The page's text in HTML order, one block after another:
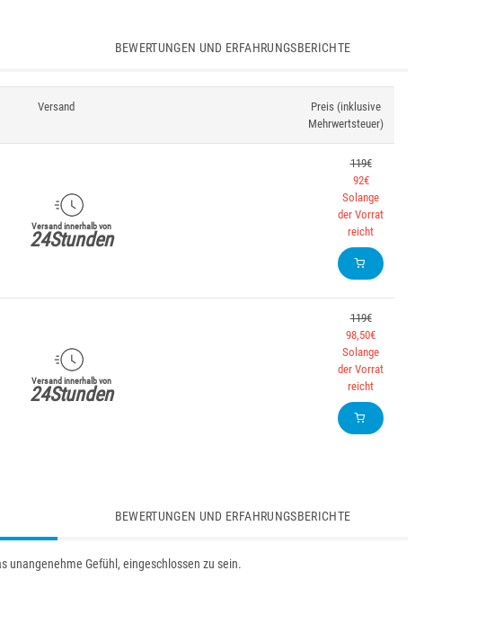
BEWERTUNGEN UND ERFAHRUNGSBERICHTE
Versand
Preis (inklusive
Mehrwertsteuer)
Versand innerhalb von
24Stunden
119€
92€
Solange
der Vorrat
reicht
Versand innerhalb von
24Stunden
119€
98,50€
Solange
der Vorrat
reicht
BEWERTUNGEN UND ERFAHRUNGSBERICHTE
unangenehme Gefühl, eingeschlossen zu sein.